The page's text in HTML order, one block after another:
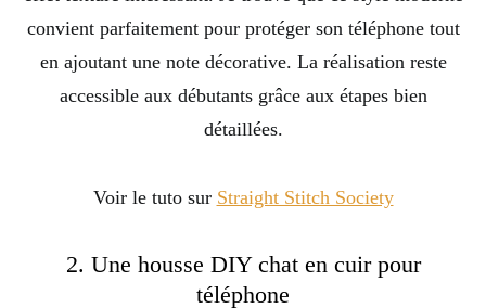
convient parfaitement pour protéger son téléphone tout
en ajoutant une note décorative. La réalisation reste
accessible aux débutants grâce aux étapes bien
détaillées.
Voir le tuto sur Straight Stitch Society
2. Une housse DIY chat en cuir pour
téléphone